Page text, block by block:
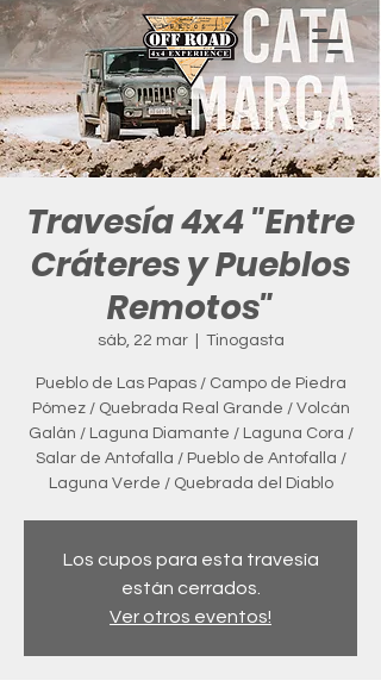
Travesía 4x4 "Entre
Cráteres y Pueblos
Remotos"
sáb, 22 mar
  |
Tinogasta
Pueblo de Las Papas / Campo de Piedra
Pómez / Quebrada Real Grande / Volcán
Galán / Laguna Diamante / Laguna Cora /
Salar de Antofalla / Pueblo de Antofalla /
Laguna Verde / Quebrada del Diablo
Los cupos para esta travesía
están cerrados.
Ver otros eventos!